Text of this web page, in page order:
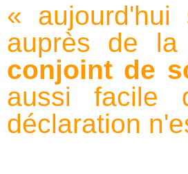
« aujourd'hui
auprès de
conjoint de
aussi facile
déclaration